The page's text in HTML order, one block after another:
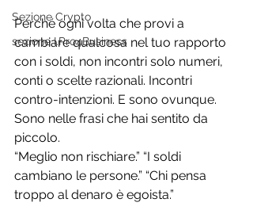
Sezione Crypto
sezione I.Pro4Business
Perché ogni volta che provi a
cambiare qualcosa nel tuo rapporto
con i soldi, non incontri solo numeri,
conti o scelte razionali. Incontri
contro-intenzioni. E sono ovunque.
Sono nelle frasi che hai sentito da
piccolo.
“Meglio non rischiare.” “I soldi
cambiano le persone.” “Chi pensa
troppo al denaro è egoista.”